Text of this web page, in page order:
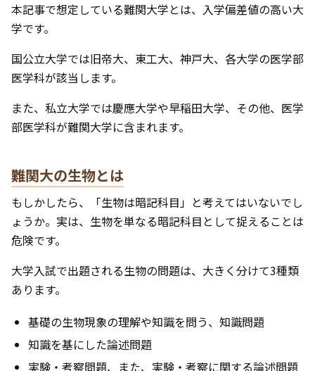
本記事で想定している難関大学とは、入学偏差値の高い大
学です。
国公立大学では旧帝大、東工大、神戸大、各大学の医学部
医学科が該当します。
また、私立大学では慶應大学や早稲田大学、その他、医学
部医学科が難関大学に含まれます。
難関大の生物とは
もしかしたら、「生物は暗記科目」と考えてはいないでし
ょうか。実は、生物を単なる暗記科目として捉えることは
危険です。
大学入試で出題される生物の問題は、大きく分けて3種類
あります。
基礎の生物現象の理解や知識を問う、知識問題
知識を基にした論述問題
実験・考察問題、また、実験・考察に関する論述問題